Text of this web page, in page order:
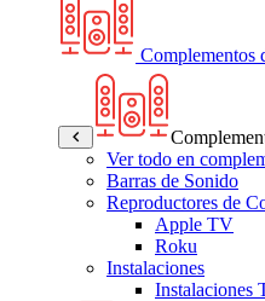
Complementos
Ver todo en
Barras de Sonido
Reproductores de
Apple TV
Roku
Instalaciones
Instalaciones